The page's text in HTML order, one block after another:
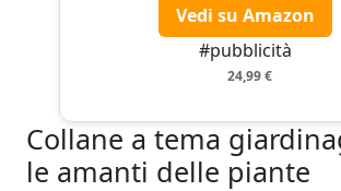
Vedi su Amazon
#pubblicità
24,99 €
Collane a tema
le amanti delle piante